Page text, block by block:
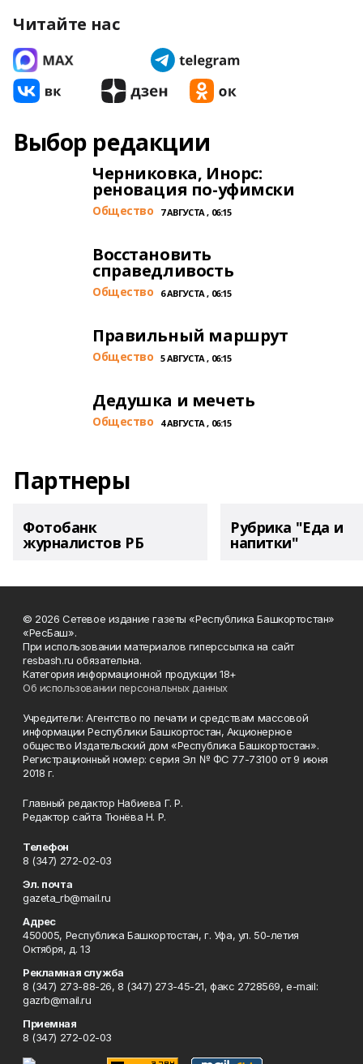
Читайте нас
Выбор редакции
Черниковка, Инорс:
реновация по-уфимски
Общество 7 АВГУСТА , 06:15
Восстановить
справедливость
Общество 6 АВГУСТА , 06:15
Правильный маршрут
Общество 5 АВГУСТА , 06:15
Дедушка и мечеть
Общество 4 АВГУСТА , 06:15
Партнеры
Фотобанк
журналистов РБ
Рубрика "Еда и
напитки"
© 2026 Сетевое издание газеты «Республика Башкортостан»
«РесБаш».
При использовании материалов гиперссылка на сайт
resbash.ru обязательна.
Категория информационной продукции 18+
Об использовании персональных данных
Учредители: Агентство по печати и средствам массовой
информации Республики Башкортостан, Акционерное
общество Издательский дом «Республика Башкортостан».
Регистрационный номер: серия Эл № ФС 77-73100 от 9 июня
2018 г.
Главный редактор Набиева Г. Р.
Редактор сайта Тюнёва Н. Р.
Телефон
8 (347) 272-02-03
Эл. почта
gazeta_rb@mail.ru
Адрес
450005, Республика Башкортостан, г. Уфа, ул. 50-летия
Октября, д. 13
Рекламная служба
8 (347) 273-88-26, 8 (347) 273-45-21, факс 2728569, e-mail:
gazrb@mail.ru
Приемная
8 (347) 272-02-03